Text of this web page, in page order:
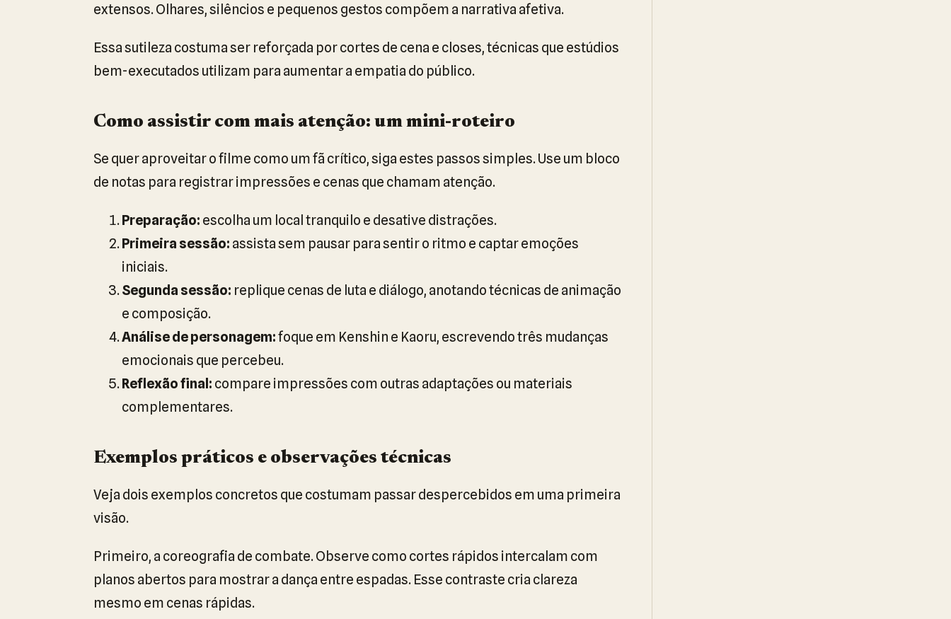
extensos. Olhares, silêncios e pequenos gestos compõem a narrativa afetiva.
Essa sutileza costuma ser reforçada por cortes de cena e closes, técnicas que estúdios
bem-executados utilizam para aumentar a empatia do público.
Como assistir com mais atenção: um mini-roteiro
Se quer aproveitar o filme como um fã crítico, siga estes passos simples. Use um bloco
de notas para registrar impressões e cenas que chamam atenção.
Preparação: escolha um local tranquilo e desative distrações.
Primeira sessão: assista sem pausar para sentir o ritmo e captar emoções
iniciais.
Segunda sessão: replique cenas de luta e diálogo, anotando técnicas de animação
e composição.
Análise de personagem:foque em Kenshin e Kaoru, escrevendo três mudanças
emocionais que percebeu.
Reflexão final: compare impressões com outras adaptações ou materiais
complementares.
Exemplos práticos e observações técnicas
Veja dois exemplos concretos que costumam passar despercebidos em uma primeira
visão.
Primeiro, a coreografia de combate. Observe como cortes rápidos intercalam com
planos abertos para mostrar a dança entre espadas. Esse contraste cria clareza
mesmo em cenas rápidas.